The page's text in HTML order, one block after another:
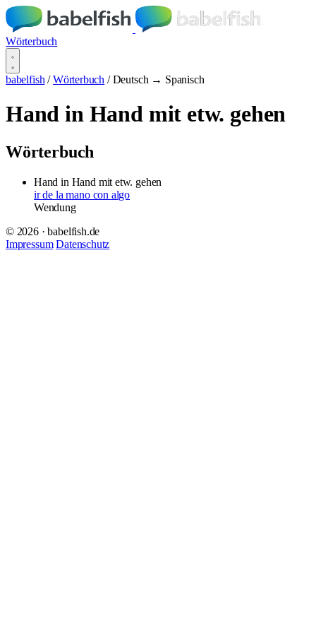
Wörterbuch
babelfish / Wörterbuch / Deutsch → Spanisch
Hand in Hand mit etw. gehen
Wörterbuch
Hand in Hand mit etw. gehen
ir de la mano con algo
Wendung
© 2026 · babelfish.de
Impressum Datenschutz